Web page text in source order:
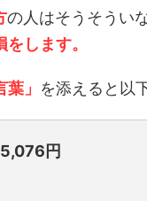
の人はそうそうい
します。
葉」 を添えると以
円